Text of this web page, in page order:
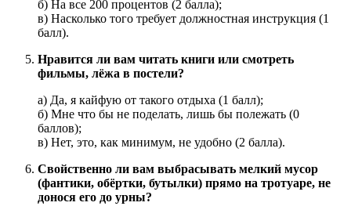
б) На все 200 процентов (2 балла);
в) Насколько того требует должностная инструкция (1
балл).
Нравится ли вам читать книги или смотреть
фильмы, лёжа в постели?
а) Да, я кайфую от такого отдыха (1 балл);
б) Мне что бы не поделать, лишь бы полежать (0
баллов);
в) Нет, это, как минимум, не удобно (2 балла).
Свойственно ли вам выбрасывать мелкий мусор
(фантики, обёртки, бутылки) прямо на тротуаре, не
донося его до урны?